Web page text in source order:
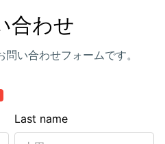
合わせ
い合わせフォームです。
Last name